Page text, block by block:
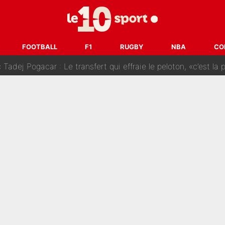
FOOTBALL F1 RUGBY NBA
: Les coulisses de la décision de Lucas Chevalier pour
sur CNews, un ancien journaliste de France Télévisions relance la
Tadej Pogacar : Le transfert qui effraie le peloton, «c’est la